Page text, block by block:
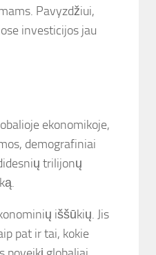
Pavyzdžiui,
investicijos jau
ekonomikoje,
demografiniai
trilijonų
iššūkių. Jis
pat ir tai, kokie